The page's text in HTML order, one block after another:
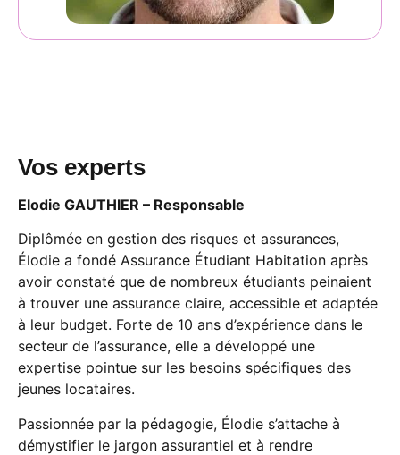
Vos experts
Elodie GAUTHIER – Responsable
Diplômée en gestion des risques et assurances,
Élodie a fondé Assurance Étudiant Habitation après
avoir constaté que de nombreux étudiants peinaient
à trouver une assurance claire, accessible et adaptée
à leur budget. Forte de 10 ans d’expérience dans le
secteur de l’assurance, elle a développé une
expertise pointue sur les besoins spécifiques des
jeunes locataires.
Passionnée par la pédagogie, Élodie s’attache à
démystifier le jargon assurantiel et à rendre